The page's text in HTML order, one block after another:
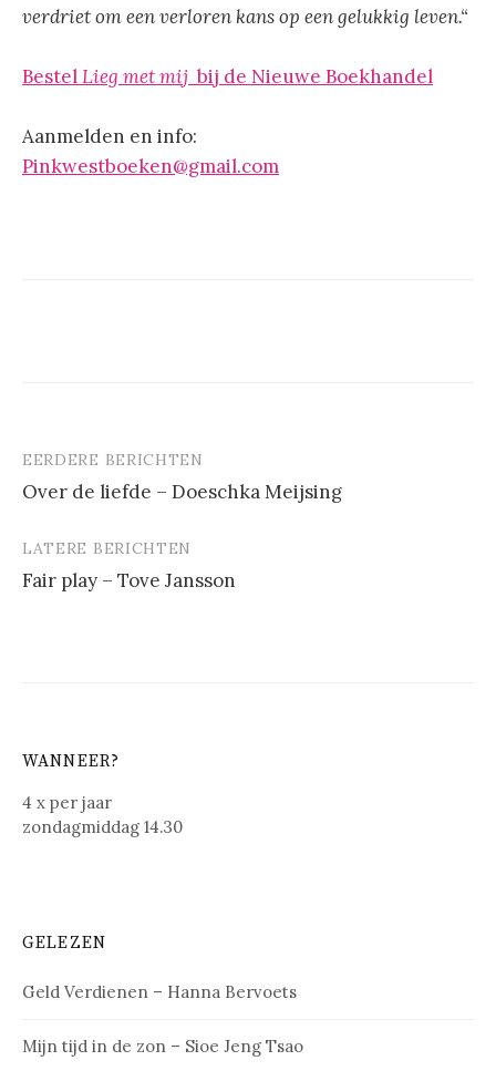
verdriet om een verloren kans op een gelukkig leven.“
BestelLieg met mij bij de Nieuwe Boekhandel
Aanmelden en info:
Pinkwestboeken@gmail.com
Berichtnavigatie
EERDERE BERICHTEN
Over de liefde – Doeschka Meijsing
LATERE BERICHTEN
Fair play – Tove Jansson
WANNEER?
4 x per jaar
zondagmiddag 14.30
GELEZEN
Geld Verdienen – Hanna Bervoets
Mijn tijd in de zon – Sioe Jeng Tsao